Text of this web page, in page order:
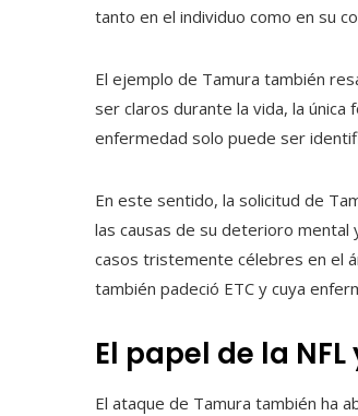
tanto en el individuo como en su
El ejemplo de Tamura también
ser claros durante la vida, la
enfermedad solo puede ser
En este sentido, la solicitud de
las causas de su deterioro mental
casos tristemente célebres en el
también padeció ETC y cuya
El papel de la
El ataque de Tamura también ha